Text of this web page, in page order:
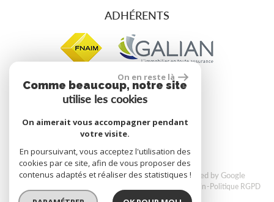
ADHÉRENTS
site réalisé par
© 2026 | Tous droits réservés | Traduction powered by Google
Admin Politique RGPD
On en reste là
Comme beaucoup, notre site
utilise les cookies
On aimerait vous accompagner pendant
votre visite.
En poursuivant, vous acceptez l'utilisation des
cookies par ce site, afin de vous proposer des
contenus adaptés et réaliser des statistiques !